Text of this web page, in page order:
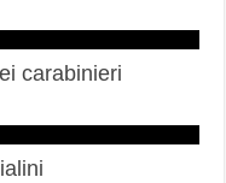
carabinieri